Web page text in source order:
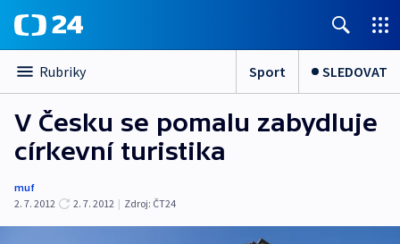
Rubriky Sport SLEDOVAT
V Česku se pomalu zabydluje
církevní turistika
muf
2. 7. 2012
2. 7. 2012 | Zdroj: ČT24